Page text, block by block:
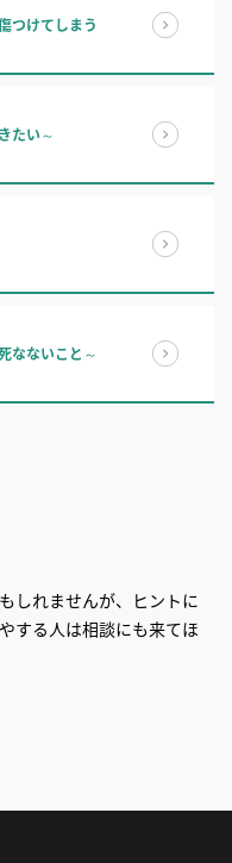
つけてしまう
たい～
なないこと～
しれませんが、ヒントに
する人は相談にも来てほ